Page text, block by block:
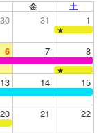
金 土
30 31 1
★
6 7 8
★
13 14 15
20 21 22